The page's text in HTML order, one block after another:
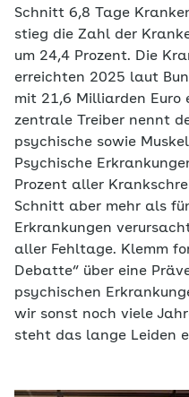
Schnitt 6,8 Tage
stieg die Zahl der
um 24,4 Prozent. Die
erreichten 2025 laut
mit 21,6 Milliarden Euro
zentrale Treiber nennt
psychische sowie
Psychische
Prozent aller
Schnitt aber mehr als
Erkrankungen
aller Fehltage. Klemm
Debatte“ über eine
psychischen
wir sonst noch viele
steht das lange Leiden